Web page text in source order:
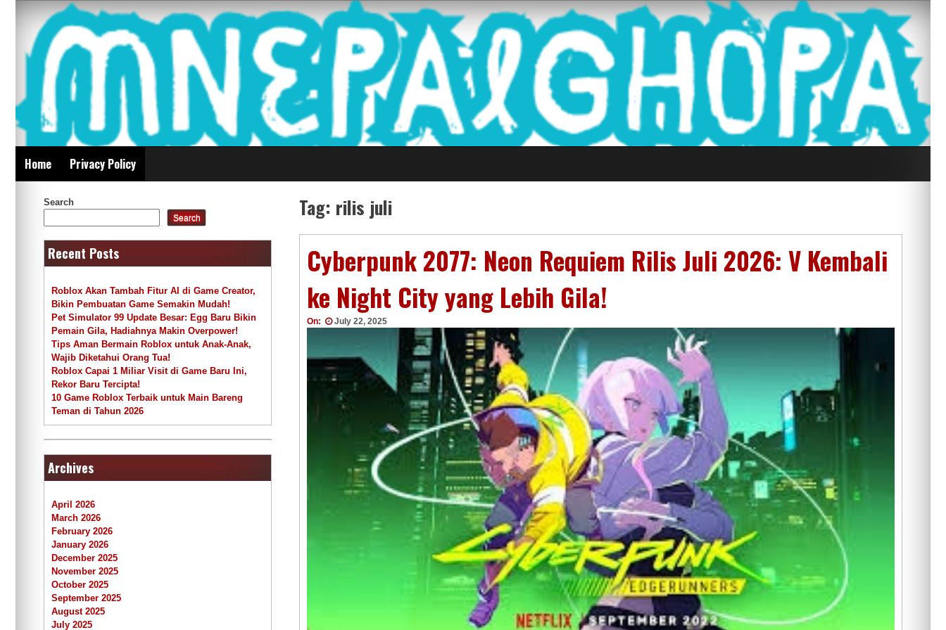
content
Mnepalghopa Review Game Terkini Paling Seluruh Di
Indonesia
Home Privacy Policy
Tag: rilis juli
Cyberpunk 2077: Neon Requiem Rilis Juli 2026: V Kembali
ke Night City yang Lebih Gila!
On: July 22, 2025
Search
Search
Recent Posts
Roblox Akan Tambah Fitur AI di Game Creator,
Bikin Pembuatan Game Semakin Mudah!
Pet Simulator 99 Update Besar: Egg Baru Bikin
Pemain Gila, Hadiahnya Makin Overpower!
Tips Aman Bermain Roblox untuk Anak-Anak,
Wajib Diketahui Orang Tua!
Roblox Capai 1 Miliar Visit di Game Baru Ini,
Rekor Baru Tercipta!
10 Game Roblox Terbaik untuk Main Bareng
Teman di Tahun 2026
Archives
April 2026
March 2026
February 2026
January 2026
December 2025
November 2025
October 2025
September 2025
August 2025
July 2025